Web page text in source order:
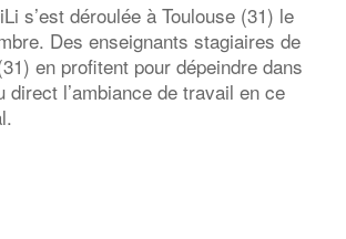
s’est déroulée à Toulouse (31) le
Des enseignants stagiaires de
en profitent pour dépeindre dans
direct l’ambiance de travail en ce